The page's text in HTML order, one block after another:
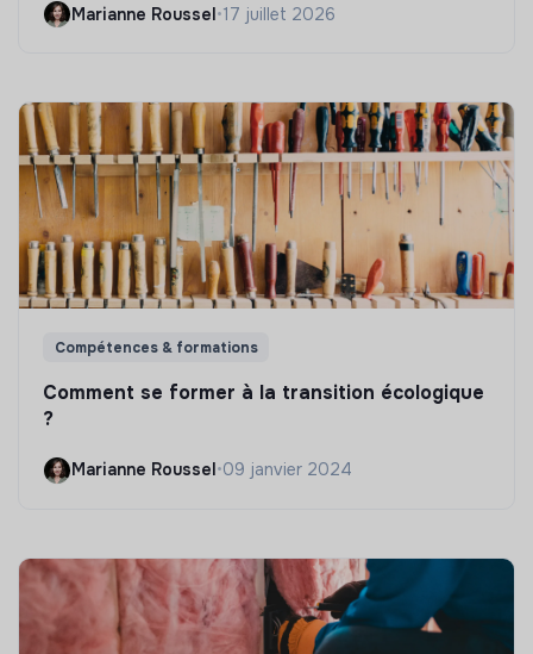
Marianne Roussel•17 juillet 2026
Compétences & formations
Comment se former à la transition écologique
?
Marianne Roussel •09 janvier 2024